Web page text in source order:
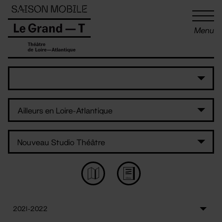
Menu
Panneau de gestion des cookies